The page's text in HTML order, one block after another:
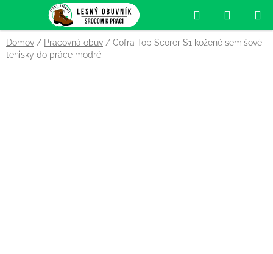
obsah
Hľadať
KOŠÍK
Domov / Pracovná obuv / Cofra Top Scorer S1 kožené semišové
tenisky do práce modré